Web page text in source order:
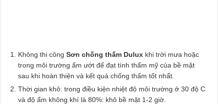
Không thi côngSơn chống thấm Dulux khi trời mưa hoặc
trong môi trường ẩm ướt để đạt tính thẩm mỹ của bề mặt
sau khi hoàn thiện và kết quả chống thấm tốt nhất.
Thời gian khô: trong điều kiện nhiệt độ môi trường ở 30 độ C
và độ ẩm không khí là 80%: khô bề mặt 1-2 giờ.